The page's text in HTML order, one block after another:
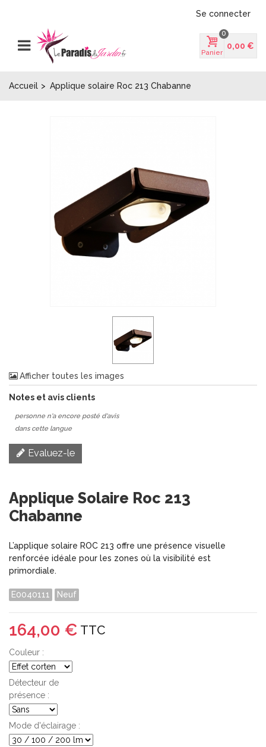
Se connecter
Panier
0
0,00 €
Accueil > Applique solaire Roc 213 Chabanne
Afficher toutes les images
Notes et avis clients
personne n'a encore posté d'avis
dans cette langue
Evaluez-le
Applique Solaire Roc 213
Chabanne
L’applique solaire ROC 213 offre une présence visuelle
renforcée idéale pour les zones où la visibilité est
primordiale.
E0040111 Neuf
164,00 € TTC
Couleur :
Détecteur de
présence :
Mode d'éclairage :